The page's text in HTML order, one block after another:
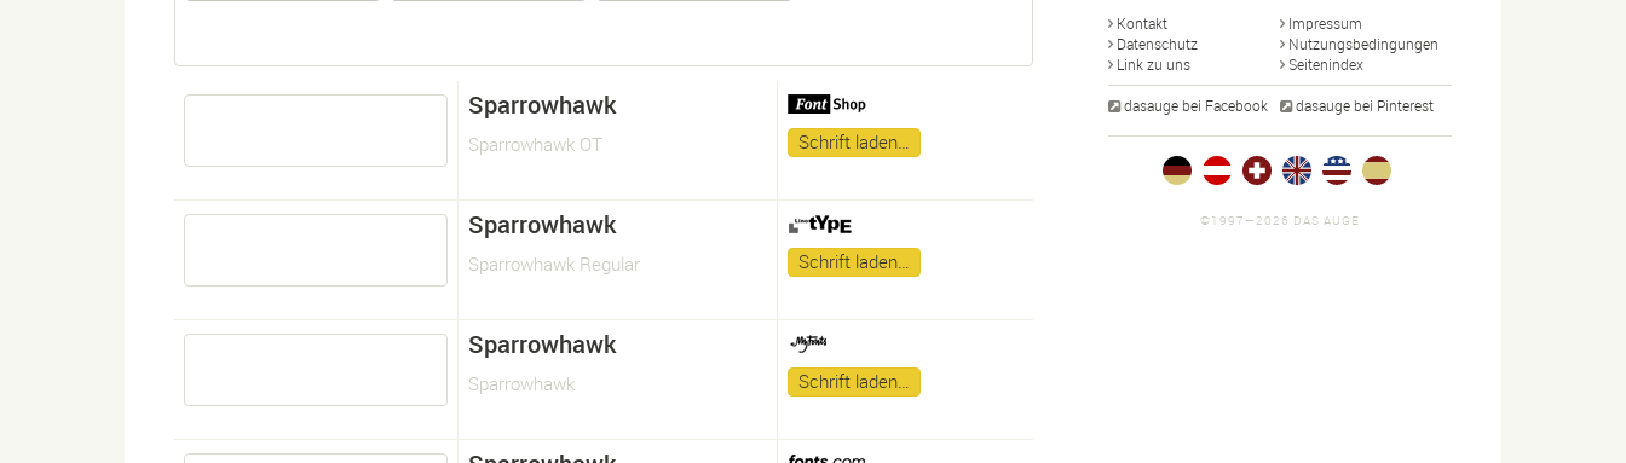
Sparrowhawk
Sparrowhawk OT Schrift laden…
Sparrowhawk
Sparrowhawk Regular Schrift laden…
Sparrowhawk
Sparrowhawk Schrift laden…
Kontakt
Impressum
Datenschutz
Nutzungsbedingungen
Link zu uns
Seitenindex
dasauge bei Facebook dasauge bei Pinterest
©1997—2026 DAS AUGE